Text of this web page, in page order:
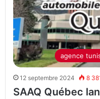
agence
12 septembre 2024 8
SAAQ Québec